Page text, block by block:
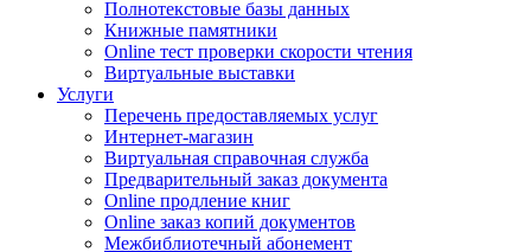
Полнотекстовые базы данных
Книжные памятники
Online тест проверки скорости чтения
Виртуальные выставки
Услуги
Перечень предоставляемых услуг
Интернет-магазин
Виртуальная справочная служба
Предварительный заказ документа
Online продление книг
Online заказ копий документов
Межбиблиотечный абонемент